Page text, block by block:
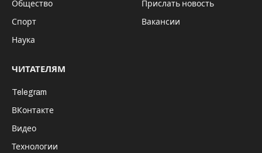
С 18 по 20 мая Шанхай стал центром
притяжения мировой продовольственной
Shanghai 2026 – крупнейшая азиатская
выставка в сфере продуктов питания.
Событие традиционно собирает на своей
площадке производителей,